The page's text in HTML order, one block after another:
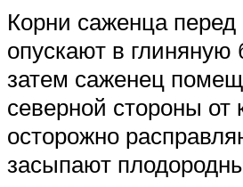
Корни саженца перед
опускают в глиняную
затем саженец
северной стороны от
осторожно
засыпают